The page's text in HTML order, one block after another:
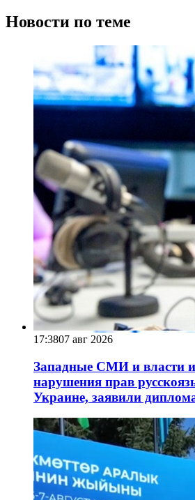
Новости по теме
17:3807 авг 2026
Западные СМИ и власти
нарушения прав
Украине, заявили